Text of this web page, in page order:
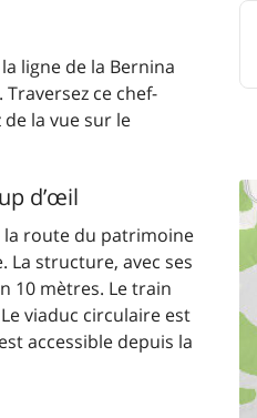
ligne de la Bernina
ce chef-
la vue sur le
d’œil
la route du patrimoine
La structure, avec ses
10 mètres. Le train
viaduc circulaire est
accessible depuis la